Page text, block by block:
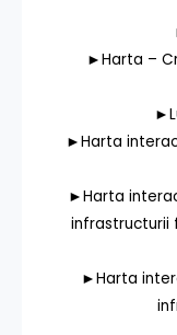
►Harta –
►Harta
►Harta
infrastructurii
►Harta